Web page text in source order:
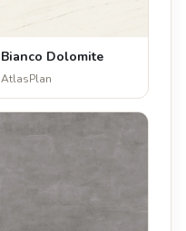
Bianco Dolomite
AtlasPlan